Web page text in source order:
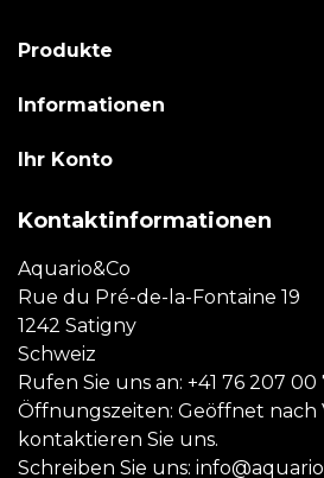
Produkte
Informationen
Ihr Konto
Kontaktinformationen
Aquario&Co
Rue du Pré-de-la-Fontaine 19
1242 Satigny
Schweiz
Rufen Sie uns an: +41 76 207 00
Öffnungszeiten: Geöffnet nach
kontaktieren Sie uns.
Schreiben Sie uns: